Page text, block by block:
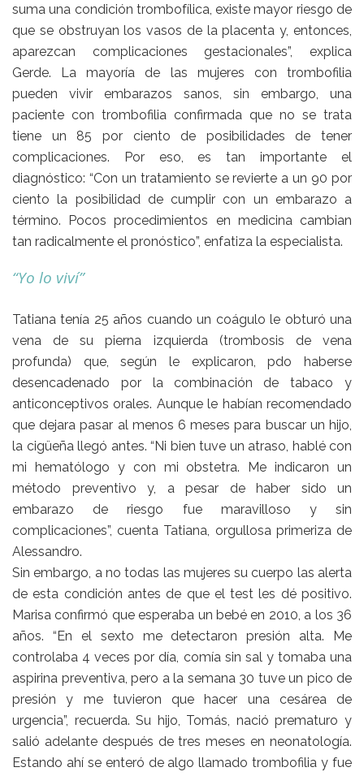
suma una condición trombofílica, existe mayor riesgo de
que se obstruyan los vasos de la placenta y, entonces,
aparezcan complicaciones gestacionales”, explica
Gerde. La mayoría de las mujeres con trombofilia
pueden vivir embarazos sanos, sin embargo, una
paciente con trombofilia confirmada que no se trata
tiene un 85 por ciento de posibilidades de tener
complicaciones. Por eso, es tan importante el
diagnóstico: “Con un tratamiento se revierte a un 90 por
ciento la posibilidad de cumplir con un embarazo a
término. Pocos procedimientos en medicina cambian
tan radicalmente el pronóstico”, enfatiza la especialista.
“Yo lo viví”
Tatiana tenía 25 años cuando un coágulo le obturó una
vena de su pierna izquierda (trombosis de vena
profunda) que, según le explicaron, pdo haberse
desencadenado por la combinación de tabaco y
anticonceptivos orales. Aunque le habían recomendado
que dejara pasar al menos 6 meses para buscar un hijo,
la cigüeña llegó antes. “Ni bien tuve un atraso, hablé con
mi hematólogo y con mi obstetra. Me indicaron un
método preventivo y, a pesar de haber sido un
embarazo de riesgo fue maravilloso y sin
complicaciones”, cuenta Tatiana, orgullosa primeriza de
Alessandro.
Sin embargo, a no todas las mujeres su cuerpo las alerta
de esta condición antes de que el test les dé positivo.
Marisa confirmó que esperaba un bebé en 2010, a los 36
años. “En el sexto me detectaron presión alta. Me
controlaba 4 veces por día, comía sin sal y tomaba una
aspirina preventiva, pero a la semana 30 tuve un pico de
presión y me tuvieron que hacer una cesárea de
urgencia”, recuerda. Su hijo, Tomás, nació prematuro y
salió adelante después de tres meses en neonatología.
Estando ahí se enteró de algo llamado trombofilia y fue